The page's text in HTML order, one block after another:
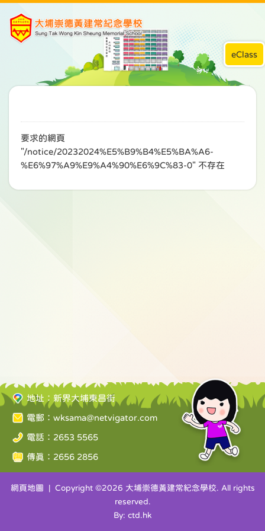
eClass
要求的網頁
"/notice/20232024%E5%B9%B4%E5%BA%A6-
%E6%97%A9%E9%A4%90%E6%9C%83-0" 不存在
地址：新界大埔東昌街
電郵： wksama@netvigator.com
電話：2653 5565
傳真：2656 2856
網頁地圖 | Copyright ©2026 大埔崇德黃建常紀念學校. All rights
reserved.
By: ctd.hk